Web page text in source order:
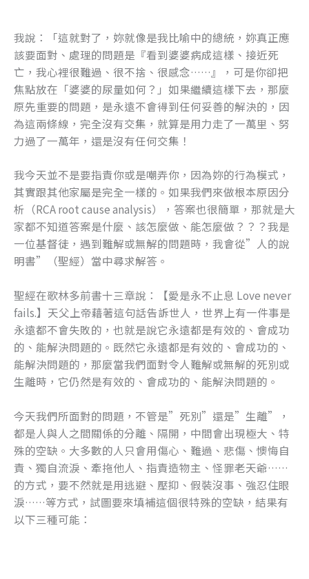
我說：「這就對了，妳就像是我比喻中的總統，妳真正應
該要面對、處理的問題是『看到婆婆病成這樣、接近死
亡，我心裡很難過、很不捨、很感念……』，可是你卻把
焦點放在「婆婆的尿量如何？」如果繼續這樣下去，那麼
原先重要的問題，是永遠不會得到任何妥善的解決的，因
為這兩條線，完全沒有交集，就算是用力走了一萬里、努
力過了一萬年，還是沒有任何交集！
我今天並不是要指責你或是嘲弄你，因為妳的行為模式，
其實跟其他家屬是完全一樣的。如果我們來做根本原因分
析（RCA root cause analysis），答案也很簡單，那就是大
家都不知道答案是什麼、該怎麼做、能怎麼做？？？我是
一位基督徒，遇到難解或無解的問題時，我會從”人的說
明書”（聖經）當中尋求解答。
聖經在歌林多前書十三章說：【愛是永不止息 Love never
fails.】天父上帝藉著這句話告訴世人，世界上有一件事是
永遠都不會失敗的，也就是說它永遠都是有效的、會成功
的、能解決問題的。既然它永遠都是有效的、會成功的、
能解決問題的，那麼當我們面對令人難解或無解的死別或
生離時，它仍然是有效的、會成功的、能解決問題的。
今天我們所面對的問題，不管是”死別”還是”生離”，
都是人與人之間關係的分離、隔開，中間會出現極大、特
殊的空缺。大多數的人只會用傷心、難過、悲傷、懊悔自
責、獨自流淚、牽拖他人、指責造物主、怪罪老天爺……
的方式，要不然就是用逃避、壓抑、假裝沒事、強忍住眼
淚……等方式，試圖要來填補這個很特殊的空缺，結果有
以下三種可能：